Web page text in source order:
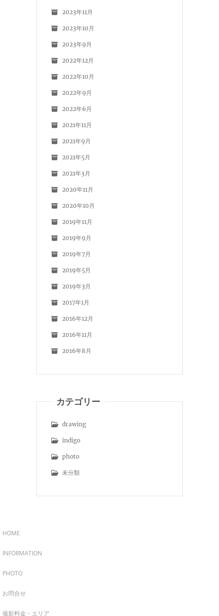
2023年11月
2023年10月
2023年9月
2022年12月
2022年10月
2022年9月
2022年6月
2021年11月
2021年9月
2021年5月
2021年3月
2020年11月
2020年10月
2019年11月
2019年9月
2019年7月
2019年5月
2019年3月
2017年1月
2016年12月
2016年11月
2016年8月
カテゴリー
drawing
indigo
photo
未分類
HOME
INFORMATION
PHOTO
お問合せ
撮影料金・エリア